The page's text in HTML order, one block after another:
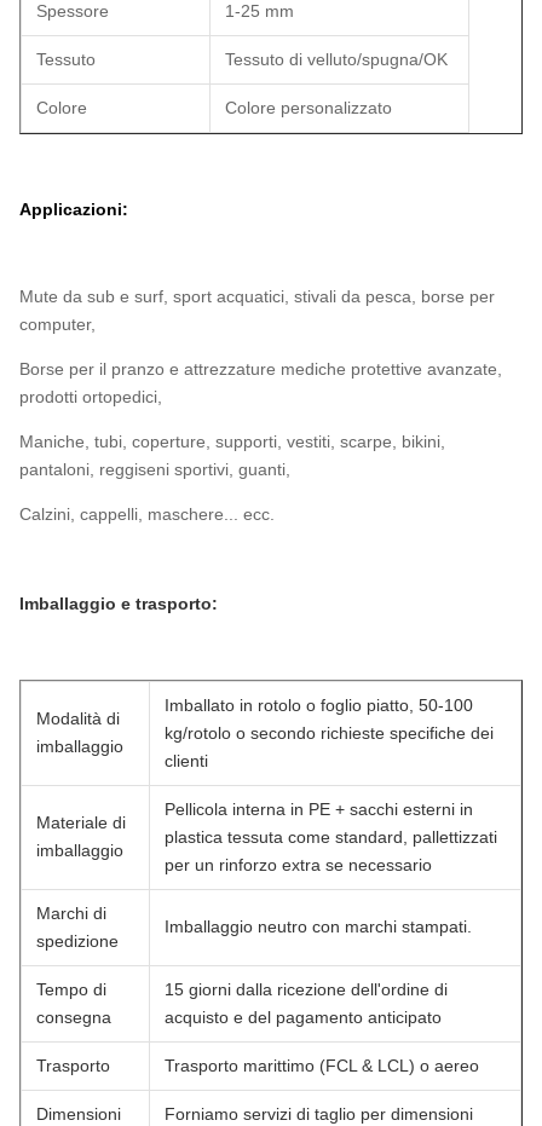
Spessore 1-25 mm
Tessuto Tessuto di velluto/spugna/OK
Colore Colore personalizzato
Applicazioni:
Mute da sub e surf, sport acquatici, stivali da pesca, borse per
computer,
Borse per il pranzo e attrezzature mediche protettive avanzate,
prodotti ortopedici,
Maniche, tubi, coperture, supporti, vestiti, scarpe, bikini,
pantaloni, reggiseni sportivi, guanti,
Calzini, cappelli, maschere... ecc.
Imballaggio e trasporto:
Modalità di
imballaggio
Imballato in rotolo o foglio piatto, 50-100
kg/rotolo o secondo richieste specifiche dei
clienti
Materiale di
imballaggio
Pellicola interna in PE + sacchi esterni in
plastica tessuta come standard, pallettizzati
per un rinforzo extra se necessario
Marchi di
spedizione
Imballaggio neutro con marchi stampati.
Tempo di
consegna
15 giorni dalla ricezione dell'ordine di
acquisto e del pagamento anticipato
Trasporto Trasporto marittimo (FCL & LCL) o aereo
Dimensioni
Forniamo servizi di taglio per dimensioni